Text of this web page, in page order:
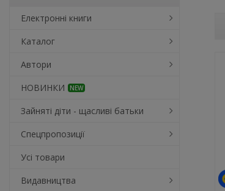
Електронні книги
Каталог
Автори
НОВИНКИ
NEW
Зайняті діти - щасливі батьки
Спецпропозиції
Усі товари
Видавництва